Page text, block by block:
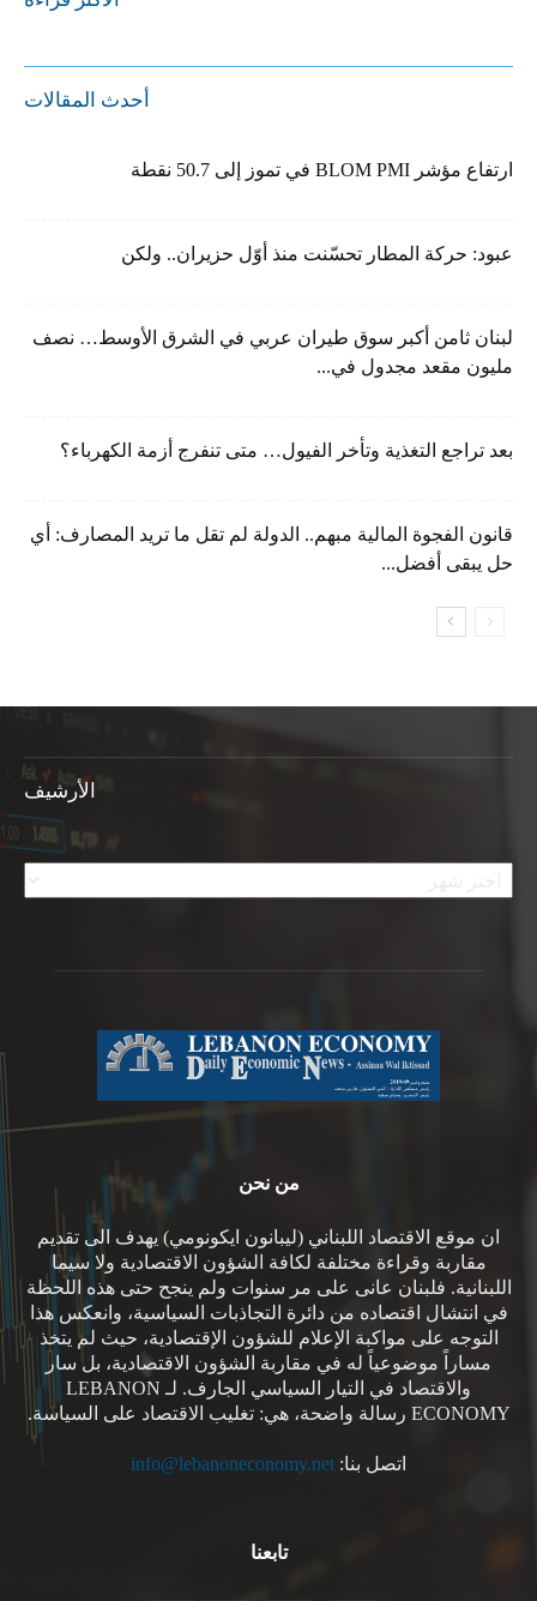
أحدث المقالات
ارتفاع مؤشر BLOM PMI في تموز إلى 50.7 نقطة
عبود: حركة المطار تحسّنت منذ أوّل حزيران.. ولكن
لبنان ثامن أكبر سوق طيران عربي في الشرق الأوسط… نصف
مليون مقعد مجدول في...
بعد تراجع التغذية وتأخر الفيول… متى تنفرج أزمة الكهرباء؟
قانون الفجوة المالية مبهم.. الدولة لم تقل ما تريد المصارف: أي
حل يبقى أفضل...
الأرشيف
الأرشيف
من نحن
ان موقع الاقتصاد اللبناني (ليبانون ايكونومي) يهدف الى تقديم
مقاربة وقراءة مختلفة لكافة الشؤون الاقتصادية ولا سيما
اللبنانية. فلبنان عانى على مر سنوات ولم ينجح حتى هذه اللحظة
في انتشال اقتصاده من دائرة التجاذبات السياسية، وانعكس هذا
التوجه على مواكبة الإعلام للشؤون الإقتصادية، حيث لم يتخذ
مساراً موضوعياً له في مقاربة الشؤون الاقتصادية، بل سار
والاقتصاد في التيار السياسي الجارف. لـ LEBANON
ECONOMY رسالة واضحة، هي: تغليب الاقتصاد على السياسة.
اتصل بنا: info@lebanoneconomy.net
تابعنا